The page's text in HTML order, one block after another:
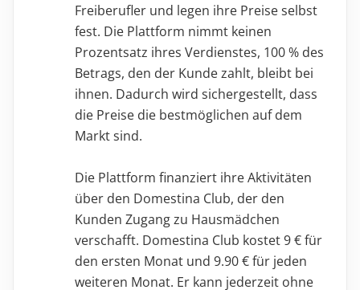
Freiberufler und legen ihre Preise selbst
fest. Die Plattform nimmt keinen
Prozentsatz ihres Verdienstes, 100 % des
Betrags, den der Kunde zahlt, bleibt bei
ihnen. Dadurch wird sichergestellt, dass
die Preise die bestmöglichen auf dem
Markt sind.
Die Plattform finanziert ihre Aktivitäten
über den Domestina Club, der den
Kunden Zugang zu Hausmädchen
verschafft. Domestina Club kostet 9 € für
den ersten Monat und 9.90 € für jeden
weiteren Monat. Er kann jederzeit ohne